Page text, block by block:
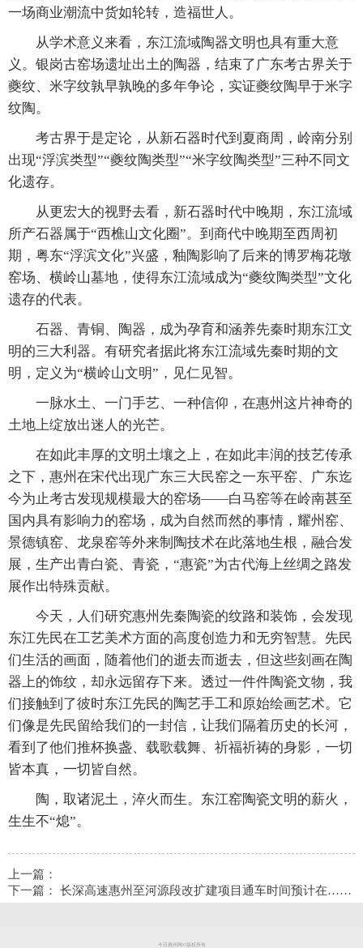
一场商业潮流中货如轮转，造福世人。
从学术意义来看，东江流域陶器文明也具有重大意
义。银岗古窑场遗址出土的陶器，结束了广东考古界关于
夔纹、米字纹孰早孰晚的多年争论，实证夔纹陶早于米字
纹陶。
考古界于是定论，从新石器时代到夏商周，岭南分别
出现“浮滨类型”“夔纹陶类型”“米字纹陶类型”三种不同文
化遗存。
从更宏大的视野去看，新石器时代中晚期，东江流域
所产石器属于“西樵山文化圈”。到商代中晚期至西周初
期，粤东“浮滨文化”兴盛，釉陶影响了后来的博罗梅花墩
窑场、横岭山墓地，使得东江流域成为“夔纹陶类型”文化
遗存的代表。
石器、青铜、陶器，成为孕育和涵养先秦时期东江文
明的三大利器。有研究者据此将东江流域先秦时期的文
明，定义为“横岭山文明”，见仁见智。
一脉水土、一门手艺、一种信仰，在惠州这片神奇的
土地上绽放出迷人的光芒。
在如此丰厚的文明土壤之上，在如此丰润的技艺传承
之下，惠州在宋代出现广东三大民窑之一东平窑、广东迄
今为止考古发现规模最大的窑场——白马窑等在岭南甚至
国内具有影响力的窑场，成为自然而然的事情，耀州窑、
景德镇窑、龙泉窑等外来制陶技术在此落地生根，融合发
展，生产出青白瓷、青瓷，“惠瓷”为古代海上丝绸之路发
展作出特殊贡献。
今天，人们研究惠州先秦陶瓷的纹路和装饰，会发现
东江先民在工艺美术方面的高度创造力和无穷智慧。先民
们生活的画面，随着他们的逝去而逝去，但这些刻画在陶
器上的饰纹，却永远留存下来。透过一件件陶瓷文物，我
们接触到了彼时东江先民的陶艺手工和原始绘画艺术。它
们像是先民留给我们的一封信，让我们隔着历史的长河，
看到了他们推杯换盏、载歌载舞、祈福祈祷的身影，一切
皆本真，一切皆自然。
陶，取诸泥土，淬火而生。东江窑陶瓷文明的薪火，
生生不“熄”。
上一篇：
下一篇： 长深高速惠州至河源段改扩建项目通车时间预计在……
今日惠州网©版权所有